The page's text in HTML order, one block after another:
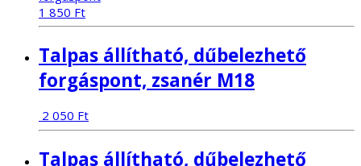
1 850 Ft
Talpas állítható, dűbelezhető
forgáspont, zsanér M18
2 050 Ft
Talpas állítható, dűbelezhető